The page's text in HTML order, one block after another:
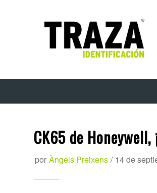
CK65 de
por Àngels Preixens / 14 de